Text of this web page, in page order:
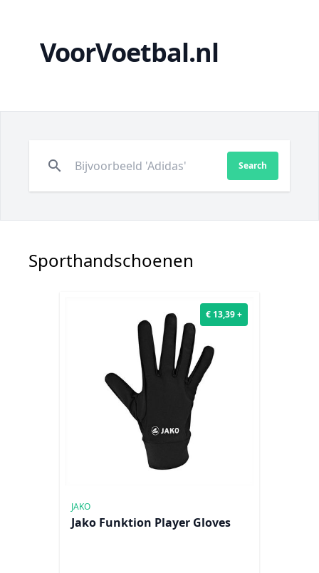
VoorVoetbal.nl
search Search
Sporthandschoenen
€ 13,39 +
JAKO
Jako Funktion Player Gloves